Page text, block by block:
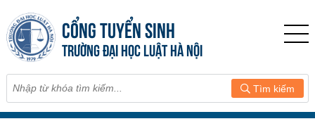
CỔNG TUYỂN SINH
TRƯỜNG ĐẠI HỌC LUẬT HÀ NỘI
Tìm kiếm